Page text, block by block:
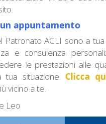
appuntamento
Patronato ACLI sono a
e consulenza
le prestazioni alle
tua situazione. Clicca
vicino a te.
Leo